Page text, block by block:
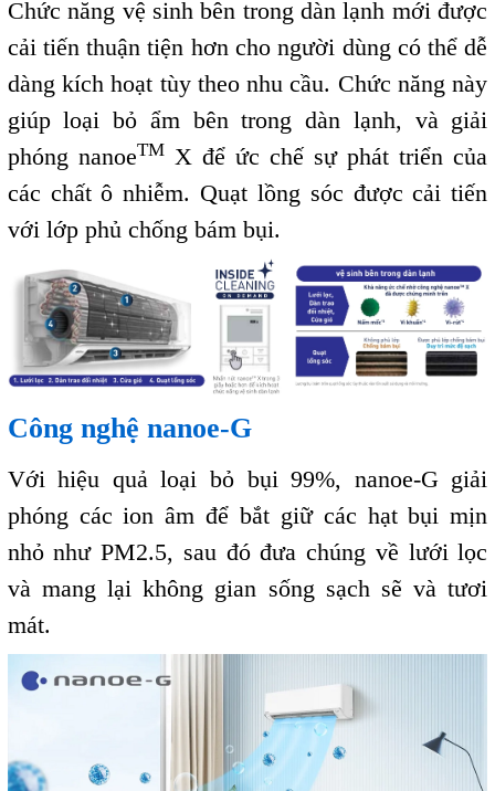
Chức năng vệ sinh bên trong dàn lạnh mới được
cải tiến thuận tiện hơn cho người dùng có thể dễ
dàng kích hoạt tùy theo nhu cầu. Chức năng này
giúp loại bỏ ẩm bên trong dàn lạnh, và giải
phóng nanoeTMX để ức chế sự phát triển của
các chất ô nhiễm. Quạt lồng sóc được cải tiến
với lớp phủ chống bám bụi.
Công nghệ nanoe-G
Với hiệu quả loại bỏ bụi 99%, nanoe-G giải
phóng các ion âm để bắt giữ các hạt bụi mịn
nhỏ như PM2.5, sau đó đưa chúng về lưới lọc
và mang lại không gian sống sạch sẽ và tươi
mát.